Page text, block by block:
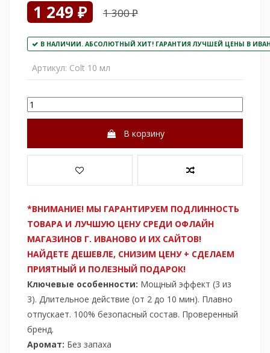
1 249 ₽ 1 300 ₽
В НАЛИЧИИ. АБСОЛЮТНЫЙ ХИТ! ГАРАНТИЯ ЛУЧШЕЙ ЦЕНЫ В
Артикул: Colt 10 мл
В корзину
*ВНИМАНИЕ! МЫ ГАРАНТИРУЕМ ПОДЛИННОСТЬ
ТОВАРА И ЛУЧШУЮ ЦЕНУ СРЕДИ ОФЛАЙН
МАГАЗИНОВ Г. ИВАНОВО И ИХ САЙТОВ!
НАЙДЕТЕ ДЕШЕВЛЕ, СНИЗИМ ЦЕНУ + СДЕЛАЕМ
ПРИЯТНЫЙ И ПОЛЕЗНЫЙ ПОДАРОК!
Ключевые особенности: Мощный эффект (3 из
3). Длительное действие (от 2 до 10 мин). Плавно
отпускает. 100% безопасный состав. Проверенный
бренд.
Аромат: Без запаха